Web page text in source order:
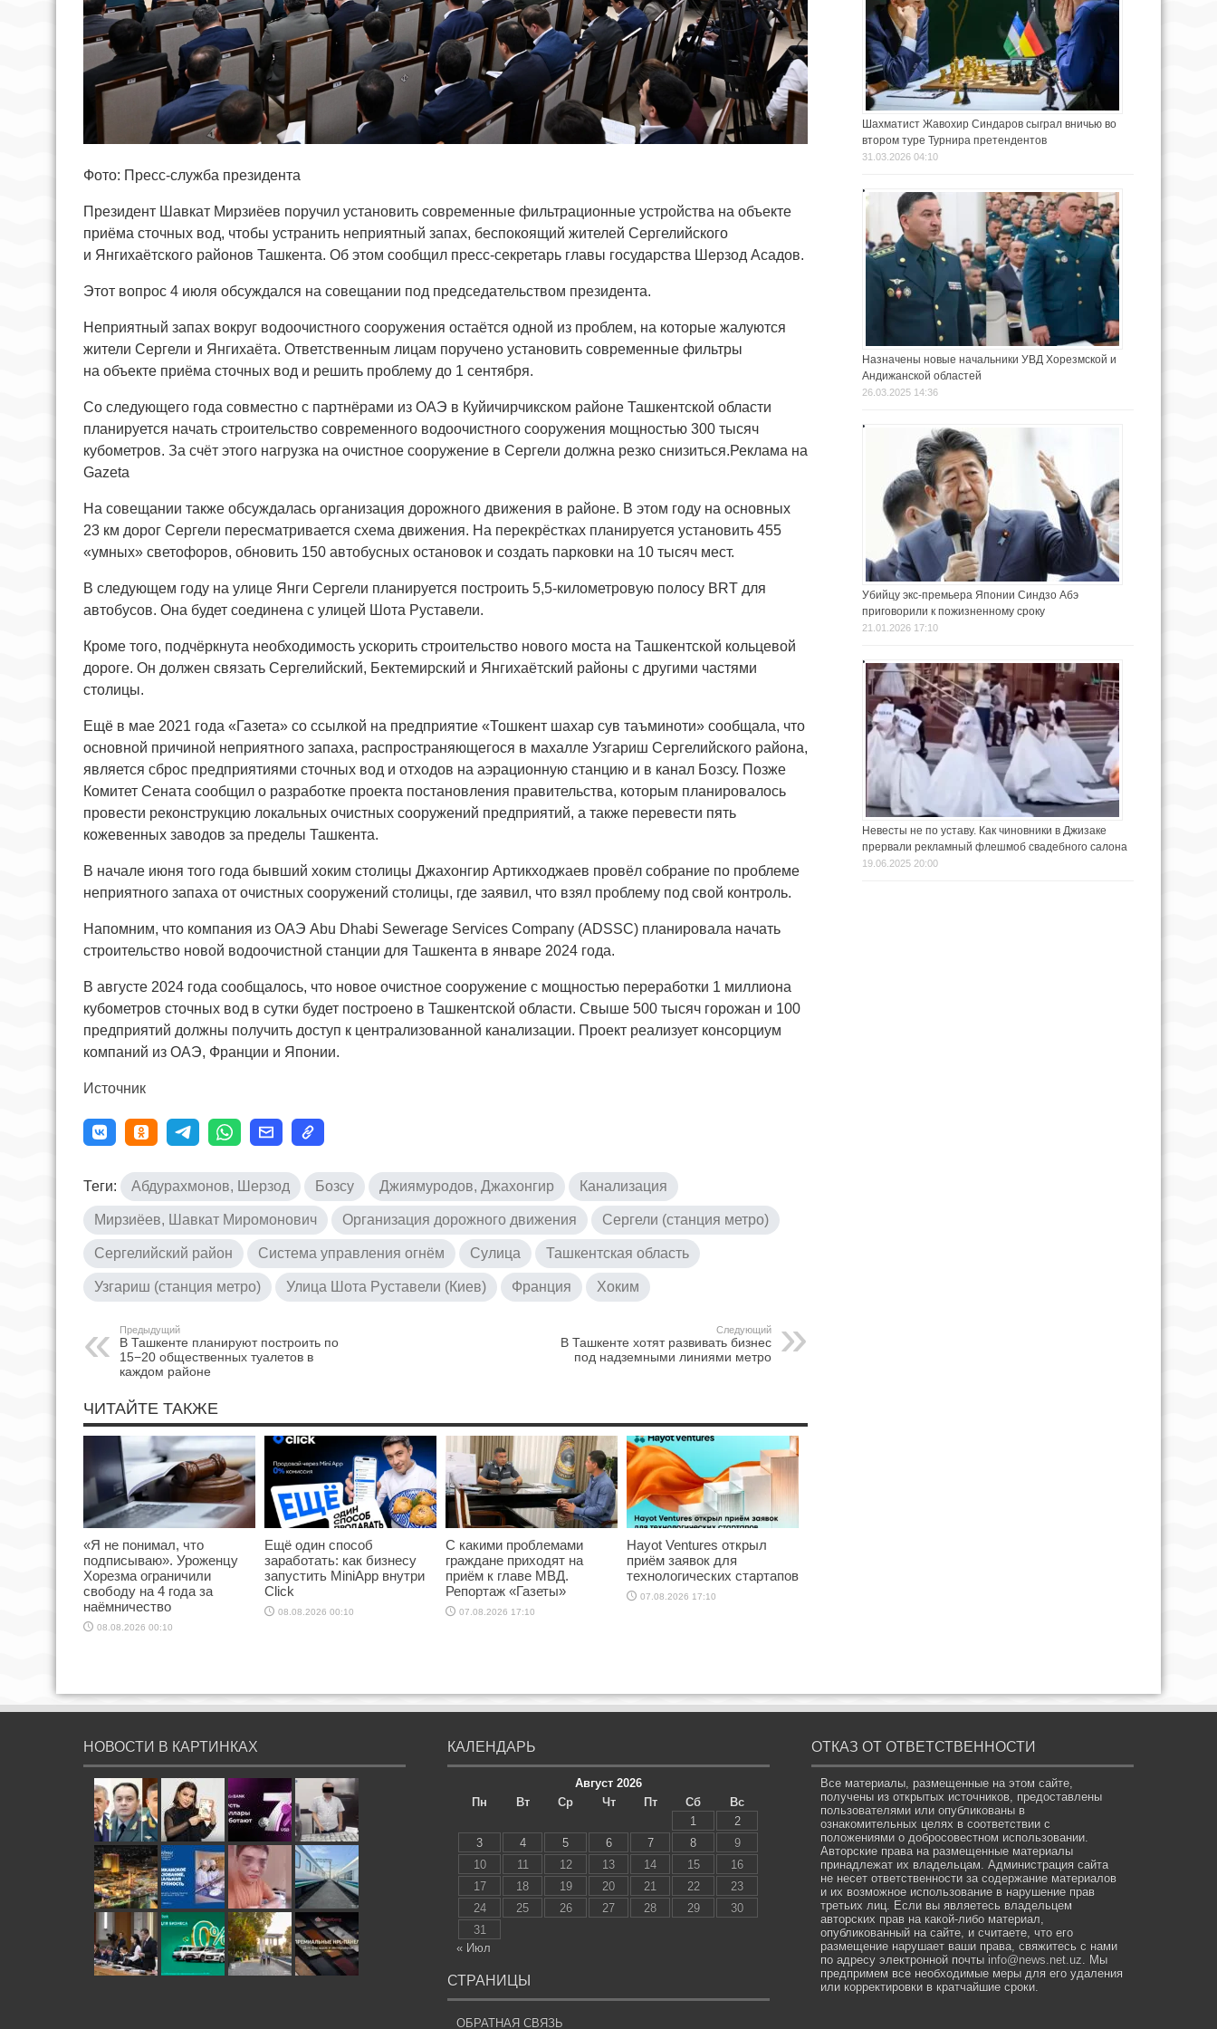
Фото: Пресс-служба президента
Президент Шавкат Мирзиёев поручил установить современные фильтрационные устройства на объекте
приёма сточных вод, чтобы устранить неприятный запах, беспокоящий жителей Сергелийского
и Янгихаётского районов Ташкента. Об этом сообщил пресс-секретарь главы государства Шерзод Асадов.
Этот вопрос 4 июля обсуждался на совещании под председательством президента.
Неприятный запах вокруг водоочистного сооружения остаётся одной из проблем, на которые жалуются
жители Сергели и Янгихаёта. Ответственным лицам поручено установить современные фильтры
на объекте приёма сточных вод и решить проблему до 1 сентября.
Со следующего года совместно с партнёрами из ОАЭ в Куйичирчикском районе Ташкентской области
планируется начать строительство современного водоочистного сооружения мощностью 300 тысяч
кубометров. За счёт этого нагрузка на очистное сооружение в Сергели должна резко снизиться.Реклама на
Gazeta
На совещании также обсуждалась организация дорожного движения в районе. В этом году на основных
23 км дорог Сергели пересматривается схема движения. На перекрёстках планируется установить 455
«умных» светофоров, обновить 150 автобусных остановок и создать парковки на 10 тысяч мест.
В следующем году на улице Янги Сергели планируется построить 5,5-километровую полосу BRT для
автобусов. Она будет соединена с улицей Шота Руставели.
Кроме того, подчёркнута необходимость ускорить строительство нового моста на Ташкентской кольцевой
дороге. Он должен связать Сергелийский, Бектемирский и Янгихаётский районы с другими частями
столицы.
Ещё в мае 2021 года «Газета» со ссылкой на предприятие «Тошкент шахар сув таъминоти» сообщала, что
основной причиной неприятного запаха, распространяющегося в махалле Узгариш Сергелийского района,
является сброс предприятиями сточных вод и отходов на аэрационную станцию и в канал Бозсу. Позже
Комитет Сената сообщил о разработке проекта постановления правительства, которым планировалось
провести реконструкцию локальных очистных сооружений предприятий, а также перевести пять
кожевенных заводов за пределы Ташкента.
В начале июня того года бывший хоким столицы Джахонгир Артикходжаев провёл собрание по проблеме
неприятного запаха от очистных сооружений столицы, где заявил, что взял проблему под свой контроль.
Напомним, что компания из ОАЭ Abu Dhabi Sewerage Services Company (ADSSC) планировала начать
строительство новой водоочистной станции для Ташкента в январе 2024 года.
В августе 2024 года сообщалось, что новое очистное сооружение с мощностью переработки 1 миллиона
кубометров сточных вод в сутки будет построено в Ташкентской области. Свыше 500 тысяч горожан и 100
предприятий должны получить доступ к централизованной канализации. Проект реализует консорциум
компаний из ОАЭ, Франции и Японии.
Источник
Теги: Абдурахмонов, Шерзод Бозсу Джиямуродов, Джахонгир Канализация
Мирзиёев, Шавкат Миромонович Организация дорожного движения Сергели (станция метро)
Сергелийский район Система управления огнём Сулица Ташкентская область
Узгариш (станция метро) Улица Шота Руставели (Киев) Франция Хоким
Предыдущий
В Ташкенте планируют построить по
15−20 общественных туалетов в
каждом районе
Следующий
В Ташкенте хотят развивать бизнес
под надземными линиями метро
ЧИТАЙТЕ ТАКЖЕ
«Я не понимал, что
подписываю». Уроженцу
Хорезма ограничили
свободу на 4 года за
наёмничество
08.08.2026 00:10
Ещё один способ
заработать: как бизнесу
запустить MiniApp внутри
Click
08.08.2026 00:10
С какими проблемами
граждане приходят на
приём к главе МВД.
Репортаж «Газеты»
07.08.2026 17:10
Hayot Ventures открыл
приём заявок для
технологических стартапов
07.08.2026 17:10
Шахматист Жавохир Синдаров сыграл вничью во
втором туре Турнира претендентов
31.03.2026 04:10
Назначены новые начальники УВД Хорезмской и
Андижанской областей
26.03.2025 14:36
Убийцу экс-премьера Японии Синдзо Абэ
приговорили к пожизненному сроку
21.01.2026 17:10
Невесты не по уставу. Как чиновники в Джизаке
прервали рекламный флешмоб свадебного салона
19.06.2025 20:00
НОВОСТИ В КАРТИНКАХ КАЛЕНДАРЬ
Август 2026
Пн
Вт Ср Чт Пт Сб
Вс
1
2
3
4 5 6 7 8
9
10
11 12 13 14 15
16
17
18 19 20 21 22
23
24
25 26 27 28 29
30
31
« Июл
СТРАНИЦЫ
ОБРАТНАЯ СВЯЗЬ
ОТКАЗ ОТ ОТВЕТСТВЕННОСТИ
Все материалы, размещенные на этом сайте,
получены из открытых источников, предоставлены
пользователями или опубликованы в
ознакомительных целях в соответствии с
положениями о добросовестном использовании.
Авторские права на размещенные материалы
принадлежат их владельцам. Администрация сайта
не несет ответственности за содержание материалов
и их возможное использование в нарушение прав
третьих лиц. Если вы являетесь владельцем
авторских прав на какой-либо материал,
опубликованный на сайте, и считаете, что его
размещение нарушает ваши права, свяжитесь с нами
по адресу электронной почты info@news.net.uz. Мы
предпримем все необходимые меры для его удаления
или корректировки в кратчайшие сроки.